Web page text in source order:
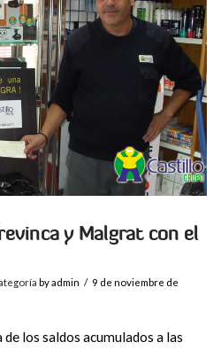
POST
y Malgrat con el
by admin
9 de noviembre de
los saldos acumulados a las